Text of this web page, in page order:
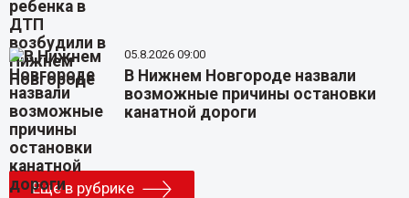
05.8.2026 09:00
В Нижнем Новгороде назвали
возможные причины остановки
канатной дороги
Еще в рубрике